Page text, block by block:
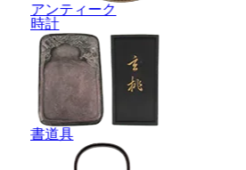
アンティーク
時計
書道具